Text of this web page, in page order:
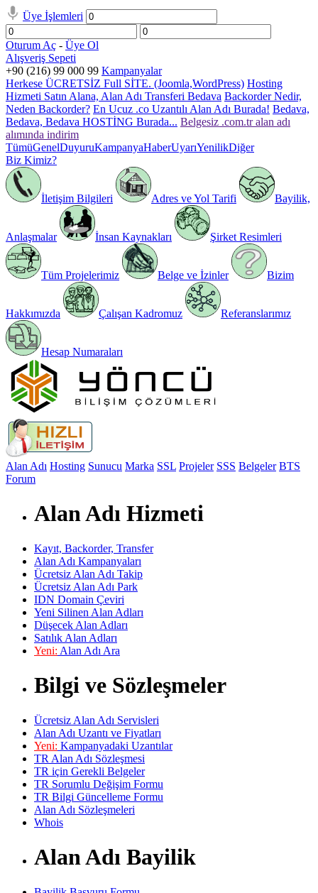
Üye İşlemleri
Oturum Aç - Üye Ol
Alışveriş Sepeti
+90 (216) 99 000 99 Kampanyalar
Herkese ÜCRETSİZ Full SİTE. (Joomla,WordPress) Hosting
Hizmeti Satın Alana, Alan Adı Transferi Bedava Backorder Nedir,
Neden Backorder? En Ucuz .co Uzantılı Alan Adı Burada! Bedava,
Bedava, Bedava HOSTİNG Burada... Belgesiz .com.tr alan adı
alımında indirim
TümüGenelDuyuruKampanyaHaberUyarıYenilikDiğer
Biz Kimiz?
İletişim Bilgileri Adres ve Yol Tarifi Bayilik,
Anlaşmalar İnsan Kaynakları Şirket Resimleri
Tüm Projelerimiz Belge ve İzinler Bizim
Hakkımızda Çalışan Kadromuz Referanslarımız
Hesap Numaraları
Alan Adı Hosting Sunucu Marka SSL Projeler SSS Belgeler BTS
Forum
Alan Adı Hizmeti
Kayıt, Backorder, Transfer
Alan Adı Kampanyaları
Ücretsiz Alan Adı Takip
Ücretsiz Alan Adı Park
IDN Domain Çeviri
Yeni Silinen Alan Adları
Düşecek Alan Adları
Satılık Alan Adları
Yeni: Alan Adı Ara
Bilgi ve Sözleşmeler
Ücretsiz Alan Adı Servisleri
Alan Adı Uzantı ve Fiyatları
Yeni: Kampanyadaki Uzantılar
TR Alan Adı Sözleşmesi
TR için Gerekli Belgeler
TR Sorumlu Değişim Formu
TR Bilgi Güncelleme Formu
Alan Adı Sözleşmeleri
Whois
Alan Adı Bayilik